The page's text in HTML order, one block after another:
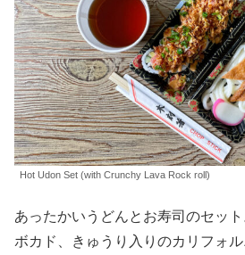
Hot Udon Set (with Crunchy Lava Rock roll)
あったかいうどんとお寿司のセッ
ボカド、きゅうり入りのカリフォ